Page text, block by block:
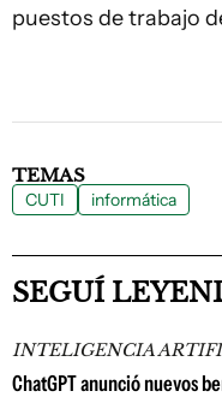
puestos de trabajo
TEMAS
CUTI informática
SEGUÍ
INTELIGENCIA
ChatGPT anunció nuevos